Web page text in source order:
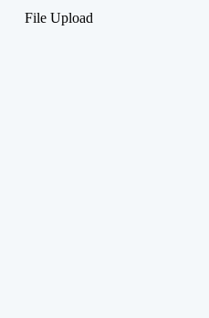
File Upload